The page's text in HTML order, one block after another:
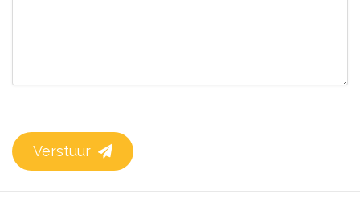
Verstuur